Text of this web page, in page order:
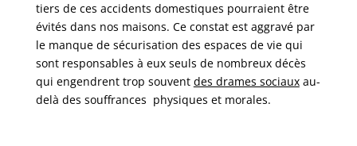
tiers de ces accidents domestiques pourraient être
évités dans nos maisons. Ce constat est aggravé par
le manque de sécurisation des espaces de vie qui
sont responsables à eux seuls de nombreux décès
qui engendrent trop souvent des drames sociauxau-
delà des souffrances physiques et morales.